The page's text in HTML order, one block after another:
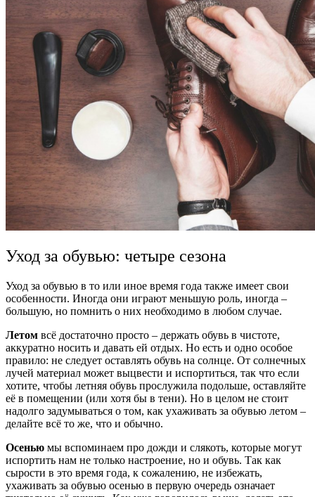
Уход за обувью: четыре сезона
Уход за обувью в то или иное время года также имеет свои
особенности. Иногда они играют меньшую роль, иногда –
большую, но помнить о них необходимо в любом случае.
Летом всё достаточно просто – держать обувь в чистоте,
аккуратно носить и давать ей отдых. Но есть и одно особое
правило: не следует оставлять обувь на солнце. От солнечных
лучей материал может выцвести и испортиться, так что если
хотите, чтобы летняя обувь прослужила подольше, оставляйте
её в помещении (или хотя бы в тени). Но в целом не стоит
надолго задумываться о том, как ухаживать за обувью летом –
делайте всё то же, что и обычно.
Осенью мы вспоминаем про дожди и слякоть, которые могут
испортить нам не только настроение, но и обувь. Так как
сырости в это время года, к сожалению, не избежать,
ухаживать за обувью осенью в первую очередь означает